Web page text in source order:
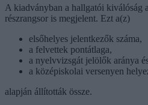
A kiadványban a hallgatói kiválóság
részrangsor is megjelent. Ezt a(z)
elsőhelyes jelentkezők száma,
a felvettek pontátlaga,
a nyelvvizsgát jelölők aránya
a középiskolai versenyen
alapján állították össze.